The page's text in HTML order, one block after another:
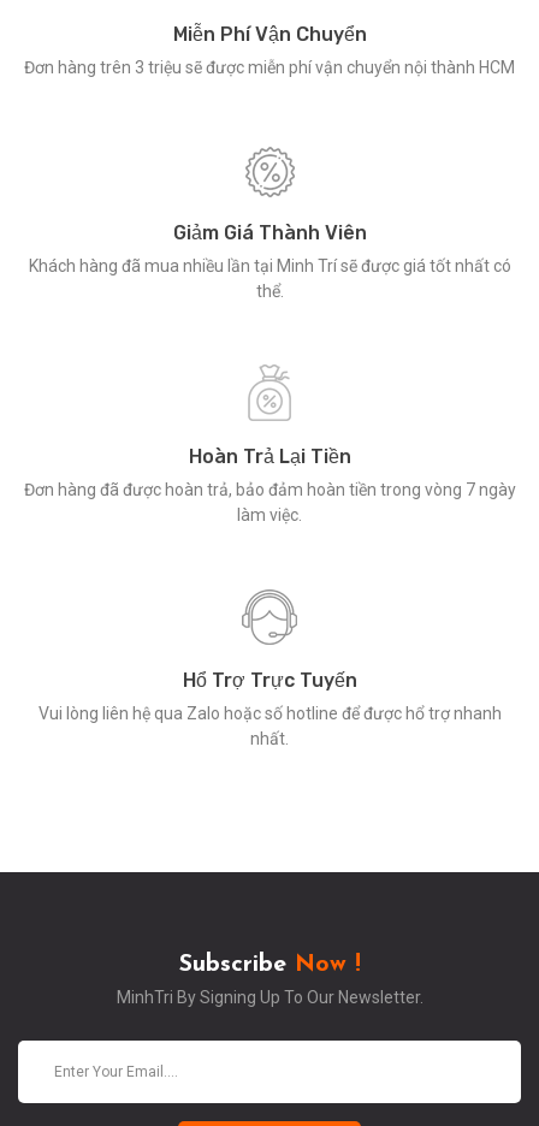
Miễn Phí Vận Chuyển
Đơn hàng trên 3 triệu sẽ được miễn phí vận chuyển nội thành HCM
Giảm Giá Thành Viên
Khách hàng đã mua nhiều lần tại Minh Trí sẽ được giá tốt nhất có
thể.
Hoàn Trả Lại Tiền
Đơn hàng đã được hoàn trả, bảo đảm hoàn tiền trong vòng 7 ngày
làm việc.
Hổ Trợ Trực Tuyến
Vui lòng liên hệ qua Zalo hoặc số hotline để được hổ trợ nhanh
nhất.
Subscribe Now !
MinhTri By Signing Up To Our Newsletter.